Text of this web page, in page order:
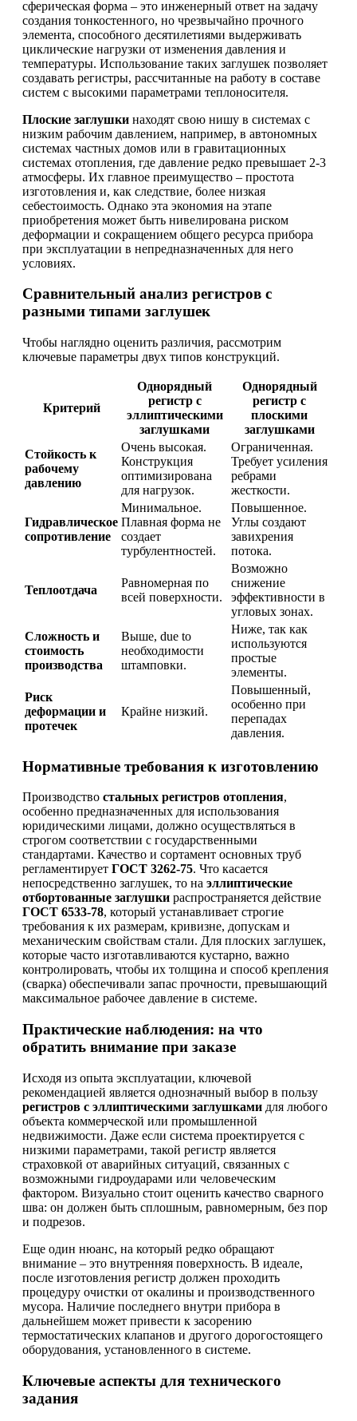
сферическая форма – это инженерный ответ на задачу
создания тонкостенного, но чрезвычайно прочного
элемента, способного десятилетиями выдерживать
циклические нагрузки от изменения давления и
температуры. Использование таких заглушек позволяет
создавать регистры, рассчитанные на работу в составе
систем с высокими параметрами теплоносителя.
Плоские заглушки находят свою нишу в системах с
низким рабочим давлением, например, в автономных
системах частных домов или в гравитационных
системах отопления, где давление редко превышает 2-3
атмосферы. Их главное преимущество – простота
изготовления и, как следствие, более низкая
себестоимость. Однако эта экономия на этапе
приобретения может быть нивелирована риском
деформации и сокращением общего ресурса прибора
при эксплуатации в непредназначенных для него
условиях.
Сравнительный анализ регистров с
разными типами заглушек
Чтобы наглядно оценить различия, рассмотрим
ключевые параметры двух типов конструкций.
Критерий
Однорядный
регистр с
эллиптическими
заглушками
Однорядный
регистр с
плоскими
заглушками
Стойкость к
рабочему
давлению
Очень высокая.
Конструкция
оптимизирована
для нагрузок.
Ограниченная.
Требует усиления
ребрами
жесткости.
Гидравлическое
сопротивление
Минимальное.
Плавная форма не
создает
турбулентностей.
Повышенное.
Углы создают
завихрения
потока.
Теплоотдача
Равномерная по
всей поверхности.
Возможно
снижение
эффективности в
угловых зонах.
Сложность и
стоимость
производства
Выше, due to
необходимости
штамповки.
Ниже, так как
используются
простые
элементы.
Риск
деформации и
протечек
Крайне низкий.
Повышенный,
особенно при
перепадах
давления.
Нормативные требования к изготовлению
Производство стальных регистров отопления,
особенно предназначенных для использования
юридическими лицами, должно осуществляться в
строгом соответствии с государственными
стандартами. Качество и сортамент основных труб
регламентирует ГОСТ 3262-75. Что касается
непосредственно заглушек, то на эллиптические
отбортованные заглушки распространяется действие
ГОСТ 6533-78, который устанавливает строгие
требования к их размерам, кривизне, допускам и
механическим свойствам стали. Для плоских заглушек,
которые часто изготавливаются кустарно, важно
контролировать, чтобы их толщина и способ крепления
(сварка) обеспечивали запас прочности, превышающий
максимальное рабочее давление в системе.
Практические наблюдения: на что
обратить внимание при заказе
Исходя из опыта эксплуатации, ключевой
рекомендацией является однозначный выбор в пользу
регистров с эллиптическими заглушками для любого
объекта коммерческой или промышленной
недвижимости. Даже если система проектируется с
низкими параметрами, такой регистр является
страховкой от аварийных ситуаций, связанных с
возможными гидроударами или человеческим
фактором. Визуально стоит оценить качество сварного
шва: он должен быть сплошным, равномерным, без пор
и подрезов.
Еще один нюанс, на который редко обращают
внимание – это внутренняя поверхность. В идеале,
после изготовления регистр должен проходить
процедуру очистки от окалины и производственного
мусора. Наличие последнего внутри прибора в
дальнейшем может привести к засорению
термостатических клапанов и другого дорогостоящего
оборудования, установленного в системе.
Ключевые аспекты для технического
задания